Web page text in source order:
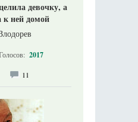
девочку, а
ней домой
2017
11